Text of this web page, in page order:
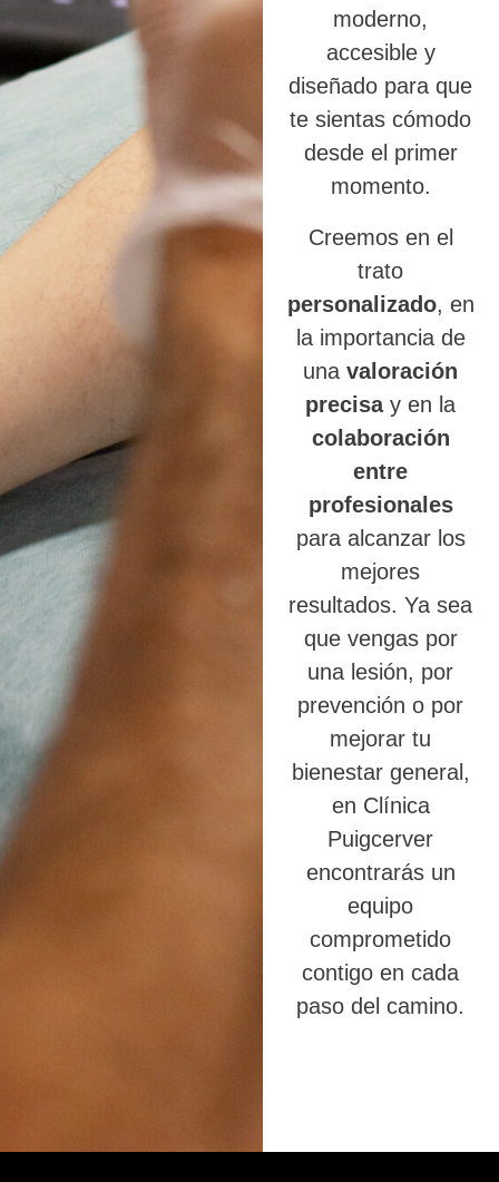
moderno,
accesible y
diseñado para que
te sientas cómodo
desde el primer
momento.
Creemos en el
trato
personalizado, en
la importancia de
unavaloración
precisay en la
colaboración
entre
profesionales
para alcanzar los
mejores
resultados. Ya sea
que vengas por
una lesión, por
prevención o por
mejorar tu
bienestar general,
en Clínica
Puigcerver
encontrarás un
equipo
comprometido
contigo en cada
paso del camino.